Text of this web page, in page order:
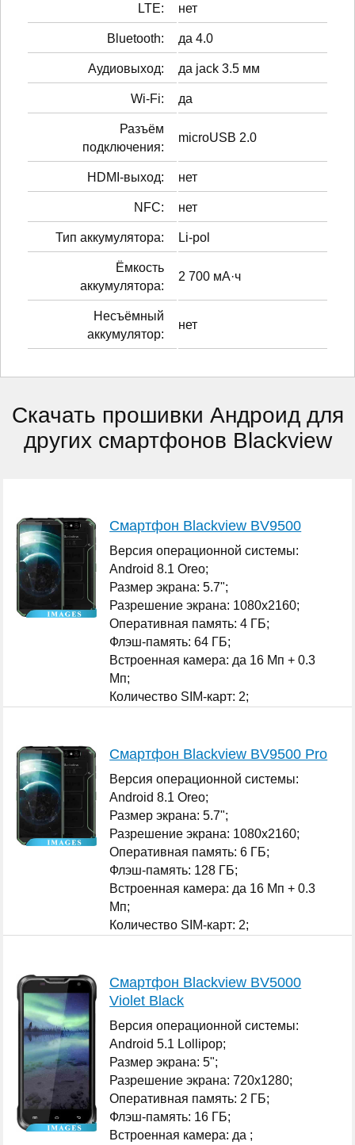
LTE: нет
Bluetooth: да 4.0
Аудиовыход: да jack 3.5 мм
Wi-Fi: да
Разъём
подключения:
microUSB 2.0
HDMI-выход: нет
NFC: нет
Тип аккумулятора: Li-pol
Ёмкость
аккумулятора:
2 700 мА·ч
Несъёмный
аккумулятор:
нет
Скачать прошивки Андроид для
других смартфонов Blackview
Смартфон Blackview BV9500
Версия операционной системы:
Android 8.1 Oreo;
Размер экрана: 5.7";
Разрешение экрана: 1080x2160;
Оперативная память: 4 ГБ;
Флэш-память: 64 ГБ;
Встроенная камера: да 16 Мп + 0.3
Мп;
Количество SIM-карт: 2;
Смартфон Blackview BV9500 Pro
Версия операционной системы:
Android 8.1 Oreo;
Размер экрана: 5.7";
Разрешение экрана: 1080x2160;
Оперативная память: 6 ГБ;
Флэш-память: 128 ГБ;
Встроенная камера: да 16 Мп + 0.3
Мп;
Количество SIM-карт: 2;
Смартфон Blackview BV5000
Violet Black
Версия операционной системы:
Android 5.1 Lollipop;
Размер экрана: 5";
Разрешение экрана: 720x1280;
Оперативная память: 2 ГБ;
Флэш-память: 16 ГБ;
Встроенная камера: да ;